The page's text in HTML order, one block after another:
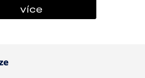
více